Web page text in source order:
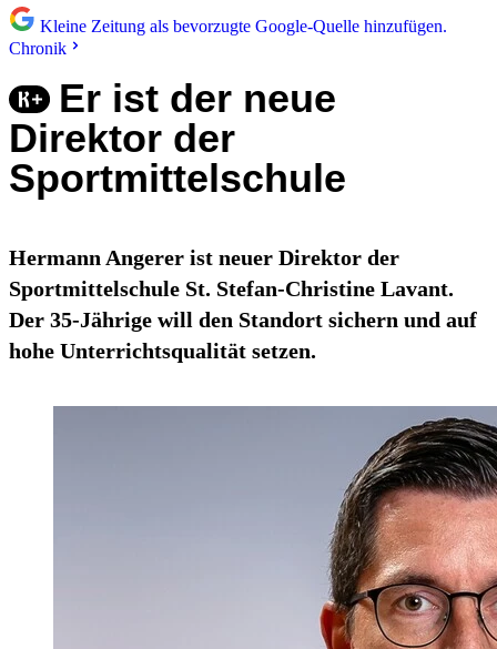
Kleine Zeitung als bevorzugte Google-Quelle hinzufügen.
Chronik
Er ist der neue
Direktor der
Sportmittelschule
Hermann Angerer ist neuer Direktor der
Sportmittelschule St. Stefan-Christine Lavant.
Der 35-Jährige will den Standort sichern und auf
hohe Unterrichtsqualität setzen.